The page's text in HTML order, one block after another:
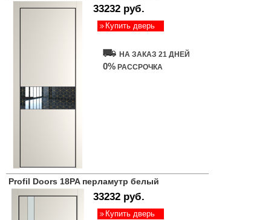
33232 руб.
Купить дверь
НА ЗАКАЗ 21 ДНЕЙ
0% РАССРОЧКА
Profil Doors 18PA перламутр белый
33232 руб.
Купить дверь